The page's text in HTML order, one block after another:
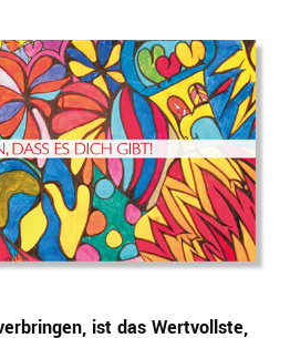
ist das Wertvollste,